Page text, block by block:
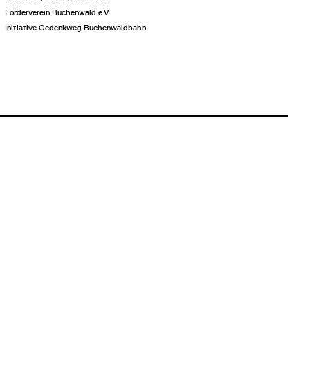
Förderverein Buchenwald e.V.
Initiative Gedenkweg Buchenwaldbahn